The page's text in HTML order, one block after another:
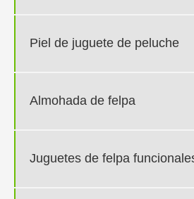
Piel de juguete de peluche
Almohada de felpa
Juguetes de felpa